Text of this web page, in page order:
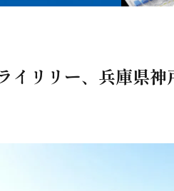
イリリー、兵庫県